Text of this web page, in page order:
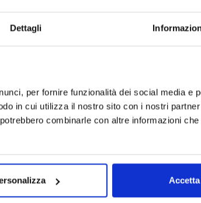
Dettagli
per fornire funzionalità dei social media e
in cui utilizza il nostro sito con i nostri
combinarle con altre informazioni
sebbene risulti
danni, non è autorizzata nel
(ramo 10).
sul fatto che
Hugo Insurance S.A.
che le rilasciano, lo